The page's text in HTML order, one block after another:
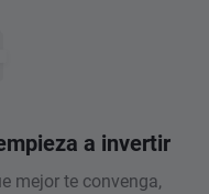
a invertir
mejor te convenga,